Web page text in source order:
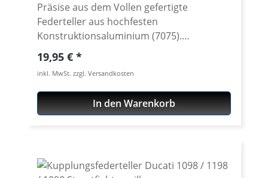
Präsise aus dem Vollen gefertigte
Federteller aus hochfesten
Konstruktionsaluminium (7075).
Gegenüber den Original Ducati Tellern
(Stahl) sparen sich Gewicht und sehen
perfekt aus. Verschleissfest und
hochwertig Oberflächeneloxiert. Passend
für alle Ducati mit Trockenkupplung, außer
silber, schwarz, titan-grau, gold, rot oder
Regulärer Preis:
19,95 €
inkl. MwSt. zzgl. Versandkosten
In den Warenkorb